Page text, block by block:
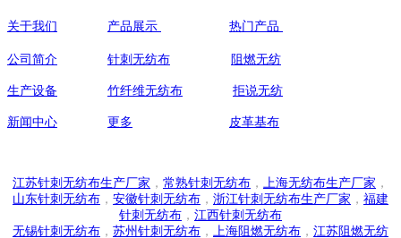
关于我们 产品展示 热门产品
公司简介 针刺无纺布 阻燃无纺
生产设备 竹纤维无纺布 拒说无纺
新闻中心 更多 皮革基布
江苏针刺无纺布生产厂家 ， 常熟针刺无纺布 ， 上海无纺布生产厂家 ，
山东针刺无纺布 ， 安徽针刺无纺布 ， 浙江针刺无纺布生产厂家 ， 福建
针刺无纺布 ， 江西针刺无纺布
无锡针刺无纺布 ， 苏州针刺无纺布 ， 上海阻燃无纺布 ， 江苏阻燃无纺